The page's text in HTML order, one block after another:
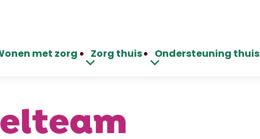
met zorg Zorg thuis Ondersteuning thuis